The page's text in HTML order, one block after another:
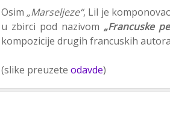
Osim „Marseljeze“, Lil je
u zbirci pod nazivom „Francuske
kompozicije drugih francuskih
(slike preuzete odavde)